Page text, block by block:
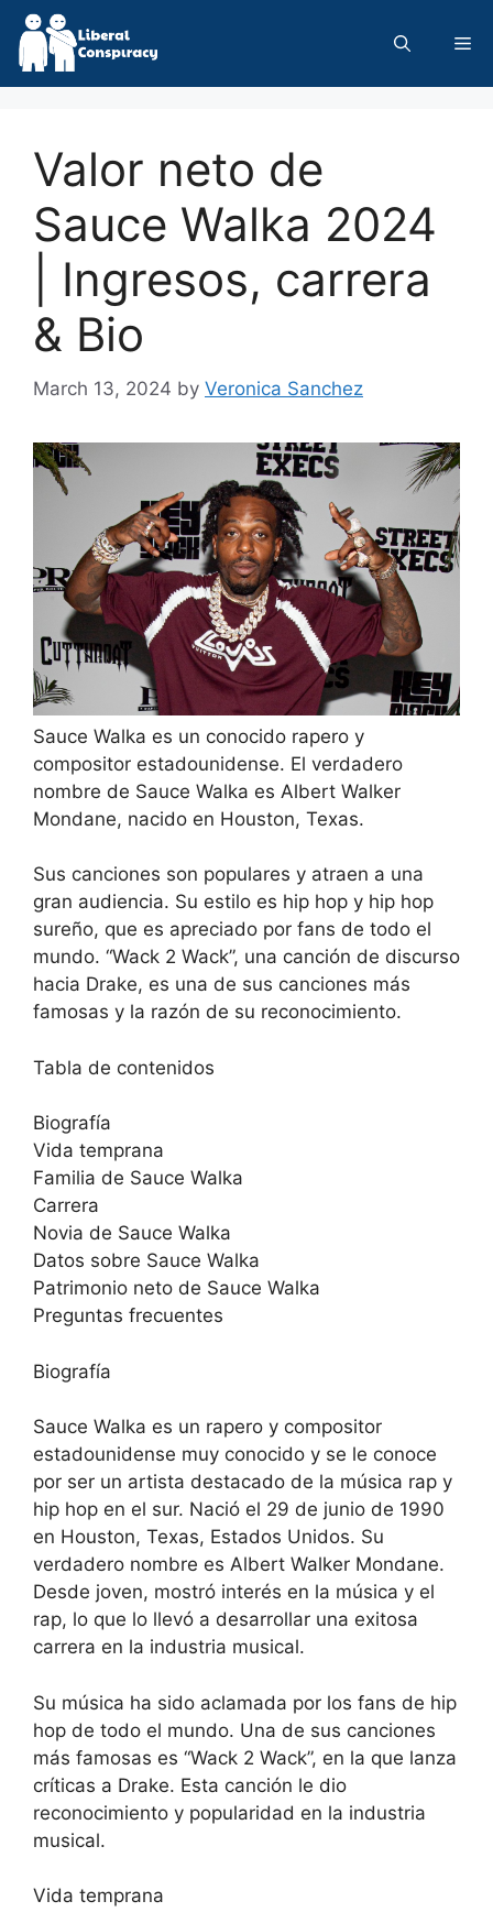
Skip
content
Valor neto de
Sauce Walka 2024
| Ingresos, carrera
& Bio
March 13, 2024 by Veronica Sanchez
Sauce Walka es un conocido rapero y
compositor estadounidense. El verdadero
nombre de Sauce Walka es Albert Walker
Mondane, nacido en Houston, Texas.
Sus canciones son populares y atraen a una
gran audiencia. Su estilo es hip hop y hip hop
sureño, que es apreciado por fans de todo el
mundo. “Wack 2 Wack”, una canción de discurso
hacia Drake, es una de sus canciones más
famosas y la razón de su reconocimiento.
Tabla de contenidos
Biografía
Vida temprana
Familia de Sauce Walka
Carrera
Novia de Sauce Walka
Datos sobre Sauce Walka
Patrimonio neto de Sauce Walka
Preguntas frecuentes
Biografía
Sauce Walka es un rapero y compositor
estadounidense muy conocido y se le conoce
por ser un artista destacado de la música rap y
hip hop en el sur. Nació el 29 de junio de 1990
en Houston, Texas, Estados Unidos. Su
verdadero nombre es Albert Walker Mondane.
Desde joven, mostró interés en la música y el
rap, lo que lo llevó a desarrollar una exitosa
carrera en la industria musical.
Su música ha sido aclamada por los fans de hip
hop de todo el mundo. Una de sus canciones
más famosas es “Wack 2 Wack”, en la que lanza
críticas a Drake. Esta canción le dio
reconocimiento y popularidad en la industria
musical.
Vida temprana